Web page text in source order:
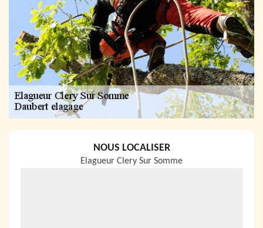
NOUS LOCALISER
Elagueur Clery Sur Somme